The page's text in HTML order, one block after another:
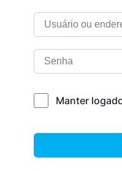
Manter